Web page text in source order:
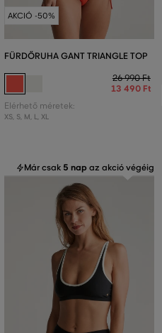
AKCIÓ -50%
FÜRDŐRUHA GANT TRIANGLE TOP
26 990 Ft
13 490 Ft
Elérhető méretek:
XS, S, M, L, XL
Már csak 5 nap az akció végéig